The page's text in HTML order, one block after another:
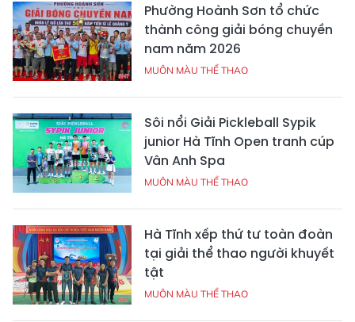
Phường Hoành Sơn tổ chức
thành công giải bóng chuyền
nam năm 2026
MUÔN MÀU THỂ THAO
Sôi nổi Giải Pickleball Sypik
junior Hà Tĩnh Open tranh cúp
Vân Anh Spa
MUÔN MÀU THỂ THAO
Hà Tĩnh xếp thứ tư toàn đoàn
tại giải thể thao người khuyết
tật
MUÔN MÀU THỂ THAO